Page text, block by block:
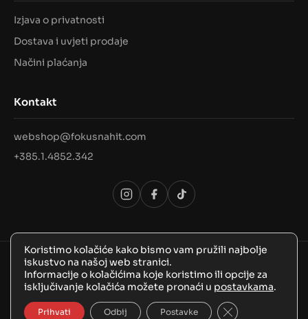
Izjava o privatnosti
Dostava i uvjeti prodaje
Načini plaćanja
Kontakt
webshop@fokusnahit.com
+385.1.4852.342
© 2026 Sva prava pridržana, FokusNaHit!
Koristimo kolačiće kako bismo vam pružili najbolje
iskustvo na našoj web stranici.
Informacije o kolačićima koje koristimo ili opcije za
isključivanje kolačića možete pronaći u postavkama.
Prihvati Odbij Postavke Close GDPR